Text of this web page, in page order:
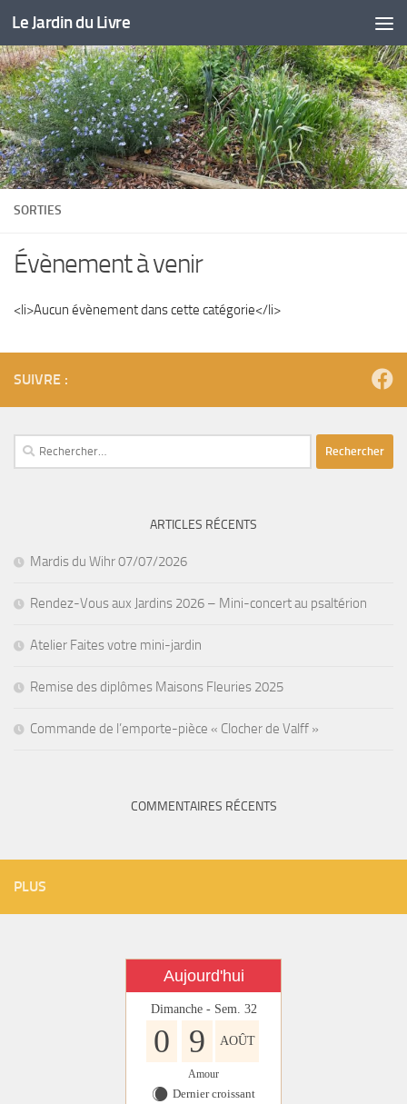
Skip to content
Le Jardin du Livre
SORTIES
Évènement à venir
<li>Aucun évènement dans cette catégorie</li>
SUIVRE :
Rechercher :
ARTICLES RÉCENTS
Mardis du Wihr 07/07/2026
Rendez-Vous aux Jardins 2026 – Mini-concert au psaltérion
Atelier Faites votre mini-jardin
Remise des diplômes Maisons Fleuries 2025
Commande de l’emporte-pièce « Clocher de Valff »
COMMENTAIRES RÉCENTS
PLUS
Aujourd'hui
Dimanche - Sem. 32
0 9 AOÛT
Amour
X Dernier croissant